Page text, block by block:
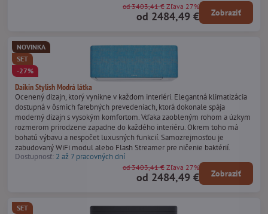
od 2484,49 €
od 3403,41 € Zľava 27%
Zobraziť
Daikin Stylish Modrá látka
NOVINKA
SET
-27%
Ocenený dizajn, ktorý vynikne v každom interiéri. Elegantná klimatizácia
dostupná v ôsmich farebných prevedeniach, ktorá dokonale spája
moderný dizajn s vysokým komfortom. Vďaka zaobleným rohom a úzkym
rozmerom prirodzene zapadne do každého interiéru. Okrem toho má
bohatú výbavu a nespočet luxusných funkcií. Samozrejmosťou je
zabudovaný WiFi modul alebo Flash Streamer pre ničenie baktérií.
Dostupnosť: 2 až 7 pracovných dní
od 2484,49 €
od 3403,41 € Zľava 27%
Zobraziť
SET